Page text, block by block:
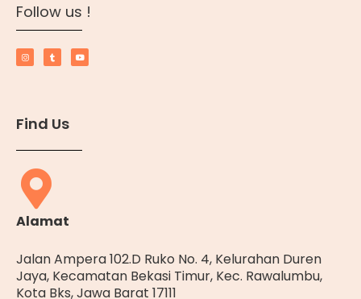
Follow us !
Find Us
Alamat
Jalan Ampera 102.D Ruko No. 4, Kelurahan Duren
Jaya, Kecamatan Bekasi Timur, Kec. Rawalumbu,
Kota Bks, Jawa Barat 17111